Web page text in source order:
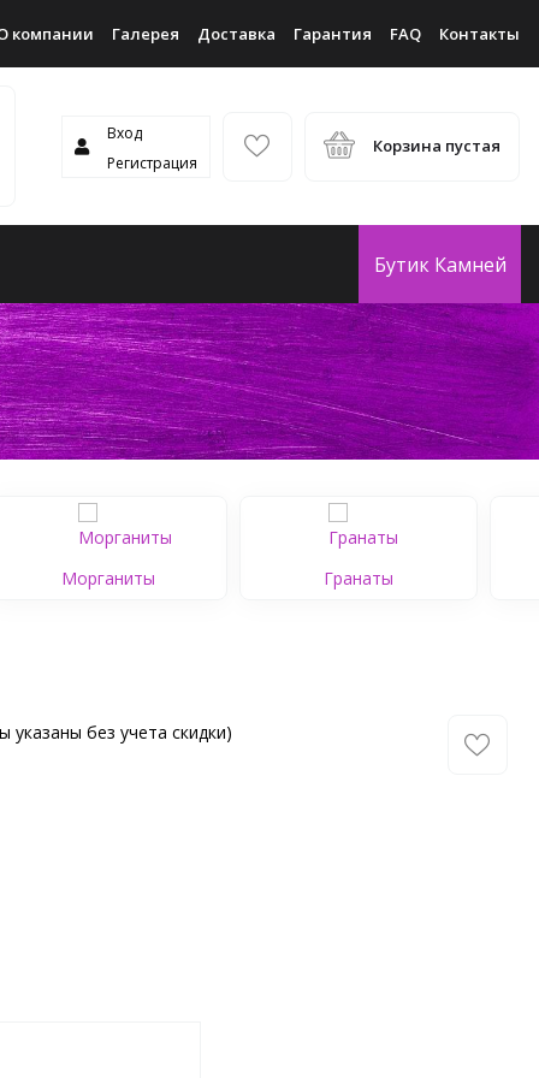
компании Галерея Доставка Гарантия FAQ Контакты
Вход
Регистрация
Корзина пустая
Бутик Камней
Морганиты Гранаты
без учета скидки)